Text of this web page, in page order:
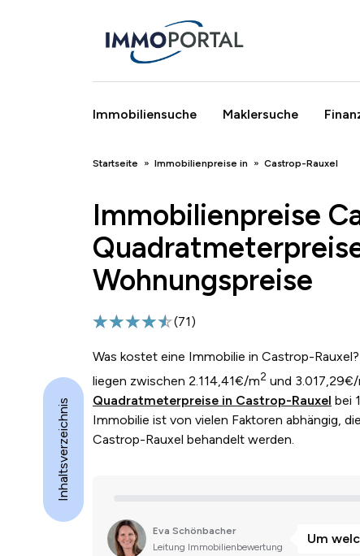
Immobiliensuche Maklersuche
Breadcrumb
Startseite Immobilienpreise in Castrop-Rauxel
Immobilienpreise
Wohnungspreise
(71)
Was kostet eine Immobilie in Castrop-
liegen zwischen 2.114,41€/m2 und
Quadratmeterpreise in Castrop-Rauxel bei
Immobilie ist von vielen Faktoren abhängig,
Castrop-Rauxel behandelt werden.
Inhaltsverzeichnis